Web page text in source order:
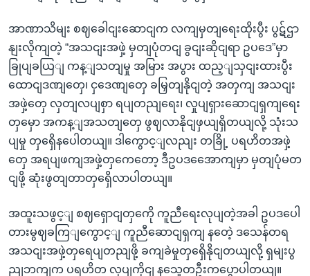
အာဏာသိမျး စဈခေါငျးဆောငျက လကျမှတျရေးထိုးပွီး ပွဋ်ဌာ
နျးလိုကျတဲ့ “အသငျးအဖှဲ့ မှတျပုံတငျ ခွငျးဆိုငျရာ ဥပဒေ”မှာ
ခြုပျခယြျ ကန့ျသတျမှု အမြား အပွား ထည့ျသှငျးထားပွီး
ထောငျဒဏျ‌တှေ၊ ငှဒေဏျတှေ ခမြှတျနိုငျတဲ့ အတှကျ အသငျး
အဖှဲ့တှေ လှတျလပျစှာ ရပျတညျရေး၊ လှုပျရှားဆောငျရှကျရေး
တှမှော အကန့ျအသတျတှေ ဖွဈလာနိုငျဖှယျရှိတယျလို့ သုံးသ
ပျမှု တှရှေိနပေါတယျ။ ဒါကွောင့ျလညျး တခြို့ ပရဟိတအဖှဲ့
တှေ အရပျဖကျအဖှဲ့တှကေတော့ ဒီဥပဒအေောကျမှာ မှတျပုံမတ
ငျဖို့ ဆုံးဖွတျတာတှရှေိလာပါတယျ။
အထူးသဖွင့ျ စဈရှောငျတှကေို ကူညီရေးလုပျတဲ့အခါ ဥပဒပေါ
တားမွဈခကြျကွောင့ျ ကူညီဆောငျရှကျ နတေဲ့ ဒသေန်တရ
အသငျးအဖှဲ့တှရေပျတညျဖို့ ခကျခဲမှုတှရှေိနိုငျတယျလို့ ရှမျးပွ
ညျဘကျက ပရဟိတ လုပျကိုငျ နသေူတဦးကပွောပါတယျ။